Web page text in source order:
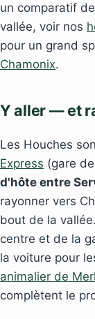
un comparatif
vallée, voir nos
pour un grand
Chamonix.
Y aller — et
Les Houches
Express (gare
d'hôte entre
rayonner vers
bout de la
centre et de la
la voiture pour
animalier de
complètent le